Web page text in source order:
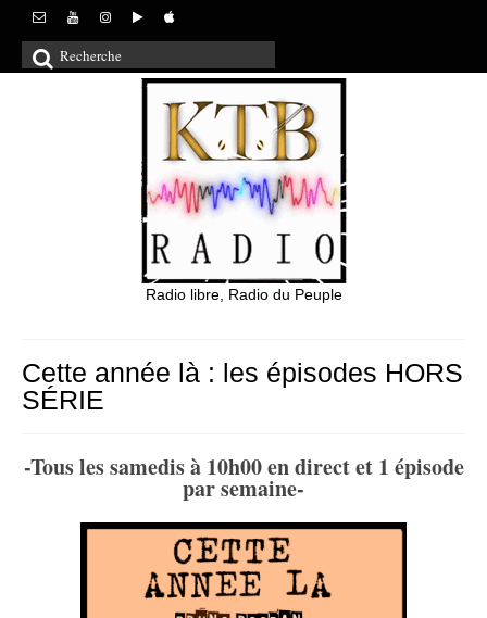
Rechercher
:
Radio libre, Radio du Peuple
Cette année là : les épisodes HORS
SÉRIE
-Tous les samedis à 10h00 en direct et 1 épisode
par semaine-